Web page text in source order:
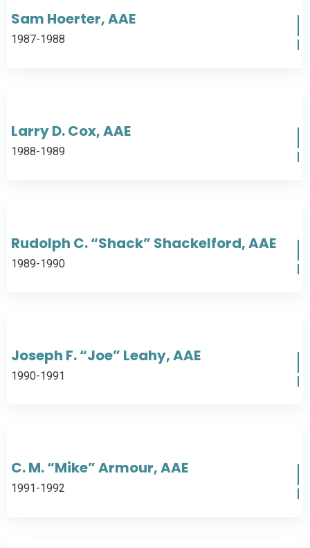
Sam Hoerter, AAE
1987-1988
Larry D. Cox, AAE
1988-1989
Rudolph C. “Shack” Shackelford, AAE
1989-1990
Joseph F. “Joe” Leahy, AAE
1990-1991
C. M. “Mike” Armour, AAE
1991-1992